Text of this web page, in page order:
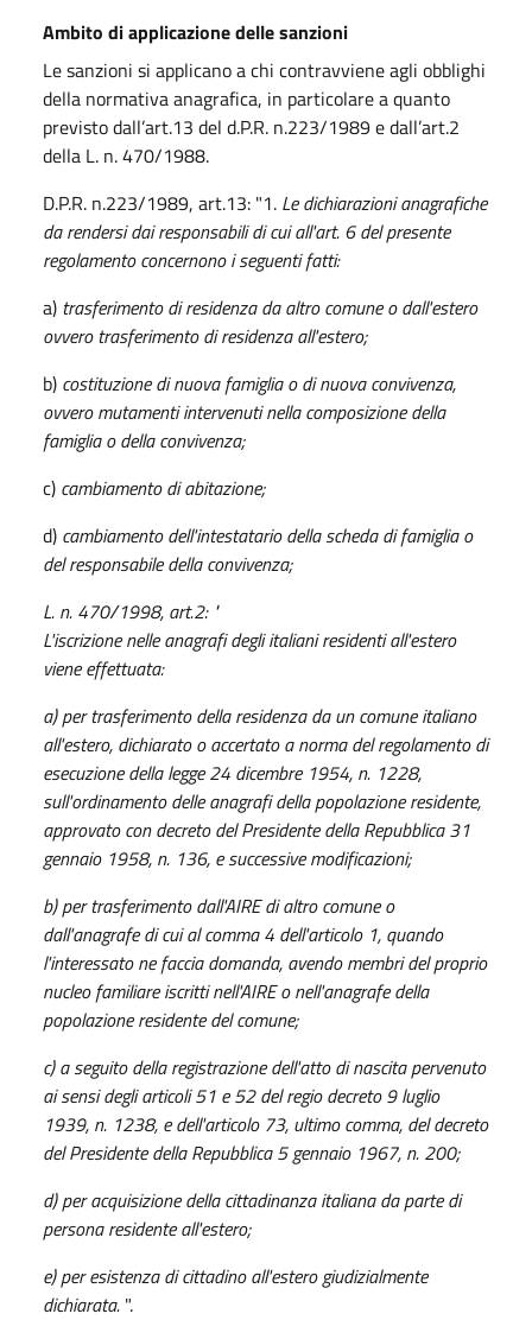
Ambito di applicazione delle sanzioni
Le sanzioni si applicano a chi contravviene agli obblighi
della normativa anagrafica, in particolare a quanto
previsto dall’art.13 del d.P.R. n.223/1989 e dall’art.2
della L. n. 470/1988.
D.P.R. n.223/1989, art.13: "1. Le dichiarazioni anagrafiche
da rendersi dai responsabili di cui all'art. 6 del presente
regolamento concernono i seguenti fatti:
a) trasferimento di residenza da altro comune o dall'estero
ovvero trasferimento di residenza all'estero;
b) costituzione di nuova famiglia o di nuova convivenza,
ovvero mutamenti intervenuti nella composizione della
famiglia o della convivenza;
c) cambiamento di abitazione;
d) cambiamento dell'intestatario della scheda di famiglia o
del responsabile della convivenza;
L. n. 470/1998, art.2: "
L'iscrizione nelle anagrafi degli italiani residenti all'estero
viene effettuata:
a) per trasferimento della residenza da un comune italiano
all'estero, dichiarato o accertato a norma del regolamento di
esecuzione dellalegge 24 dicembre 1954, n. 1228,
sull'ordinamento delle anagrafi della popolazione residente,
approvato condecreto del Presidente della Repubblica 31
gennaio 1958, n. 136, e successive modificazioni;
b) per trasferimento dall'AIRE di altro comune o
dall'anagrafe di cui al comma 4 dell'articolo 1, quando
l'interessato ne faccia domanda, avendo membri del proprio
nucleo familiare iscritti nell'AIRE o nell'anagrafe della
popolazione residente del comune;
c) a seguito della registrazione dell'atto di nascita pervenuto
ai sensi degliarticoli 51 e52 del regio decreto 9 luglio
1939, n. 1238, e dell'articolo 73, ultimo comma, deldecreto
del Presidente della Repubblica 5 gennaio 1967, n. 200;
d) per acquisizione della cittadinanza italiana da parte di
persona residente all'estero;
e) per esistenza di cittadino all'estero giudizialmente
dichiarata. ".